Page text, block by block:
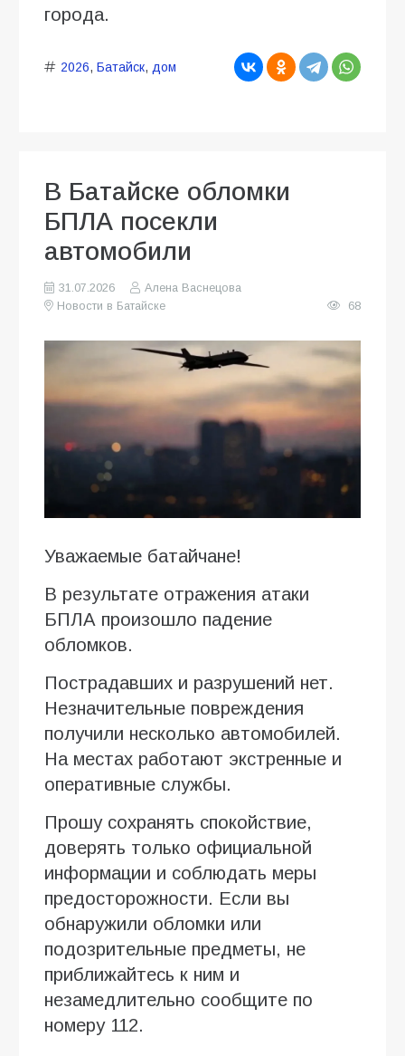
города.
2026, Батайск, дом
В Батайске обломки
БПЛА посекли
автомобили
31.07.2026
Алена Васнецова
Новости в Батайске
68
Уважаемые батайчане!
В результате отражения атаки
БПЛА произошло падение
обломков.
Пострадавших и разрушений нет.
Незначительные повреждения
получили несколько автомобилей.
На местах работают экстренные и
оперативные службы.
Прошу сохранять спокойствие,
доверять только официальной
информации и соблюдать меры
предосторожности. Если вы
обнаружили обломки или
подозрительные предметы, не
приближайтесь к ним и
незамедлительно сообщите по
номеру 112.